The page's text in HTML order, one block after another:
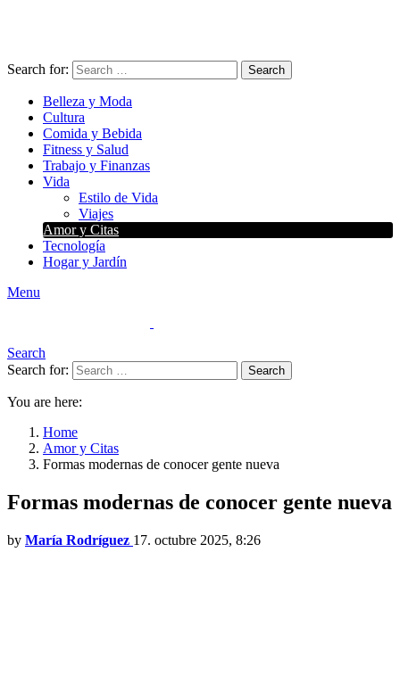
Search for: Search
Belleza y Moda
Cultura
Comida y Bebida
Fitness y Salud
Trabajo y Finanzas
Vida
Estilo de Vida
Viajes
Amor y Citas
Tecnología
Hogar y Jardín
Menu
Search
Search for:
Search
You are here:
Home
Amor y Citas
Formas modernas de conocer gente nueva
Formas modernas de conocer gente nueva
by María Rodríguez 17. octubre 2025, 8:26